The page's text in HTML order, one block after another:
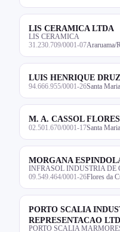
LIS CERAMICA LTDA
LIS CERAMICA
31.230.709/0001-07Araruama/
LUIS HENRIQUE
94.666.955/0001-26Santa
M. A. CASSOL
02.501.670/0001-17Santa
MORGANA
INFRASOL INDUSTRIA DE
09.549.464/0001-26Flores da
PORTO SCALIA
REPRESENTACAO
PORTO SCALIA